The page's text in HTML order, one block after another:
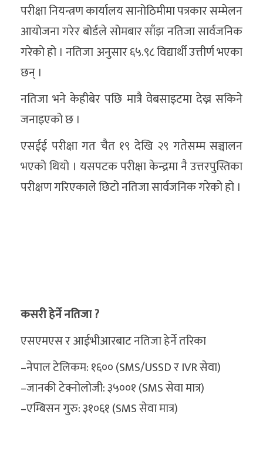
परीक्षा नियन्त्रण कार्यालय सानोठिमीमा पत्रकार सम्मेलन
आयोजना गरेर बोर्डले सोमबार साँझ नतिजा सार्वजनिक
गरेको हो । नतिजा अनुसार ६५.९८ विद्यार्थी उत्तीर्ण भएका
छन् ।
नतिजा भने केहीबेर पछि मात्रै वेबसाइटमा देख्न सकिने
जनाइएको छ ।
एसईई परीक्षा गत चैत १९ देखि २९ गतेसम्म सञ्चालन
भएको थियो । यसपटक परीक्षा केन्द्रमा नै उत्तरपुस्तिका
परीक्षण गरिएकाले छिटो नतिजा सार्वजनिक गरेको हो ।
कसरी हेर्ने नतिजा ?
एसएमएस र आईभीआरबाट नतिजा हेर्ने तरिका
–नेपाल टेलिकम: १६०० (SMS/USSD र IVR सेवा)
–जानकी टेक्नोलोजी: ३५००१ (SMS सेवा मात्र)
–एम्बिसन गुरु: ३१०६१ (SMS सेवा मात्र)